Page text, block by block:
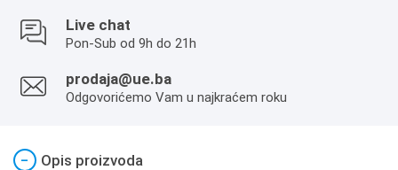
Live chat
Pon-Sub od 9h do 21h
prodaja@ue.ba
Odgovorićemo Vam u najkraćem roku
− Opis proizvoda